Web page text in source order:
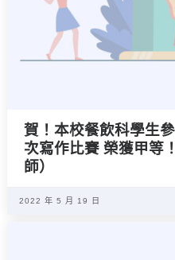
賀！本校餐飲科學生
次寫作比賽 榮獲甲等
師）
2022 年 5 月 19 日